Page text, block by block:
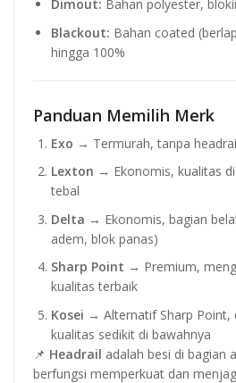
Dimout: Bahan polyester,
Blackout: Bahan coated
hingga 100%
Panduan Memilih Merk
Exo → Termurah, tanpa
Lexton → Ekonomis, kualitas
tebal
Delta → Ekonomis, bagian
adem, blok panas)
Sharp Point → Premium,
kualitas terbaik
Kosei → Alternatif Sharp Point,
kualitas sedikit di bawahnya
📌 Headrail adalah besi di bagian
berfungsi memperkuat dan